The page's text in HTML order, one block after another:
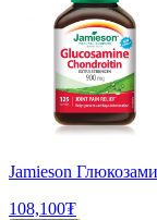
Jamieson
108,100₮